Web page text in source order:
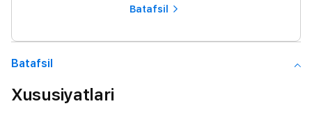
Batafsil
Batafsil
Xususiyatlari